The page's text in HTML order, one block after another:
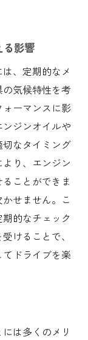
る影響
、定期的なメ
気候特性を考
ーマンスに影
ジンオイルや
なタイミング
り、エンジン
ことができま
せません。こ
的なチェック
けることで、
ドライブを楽
は多くのメリ